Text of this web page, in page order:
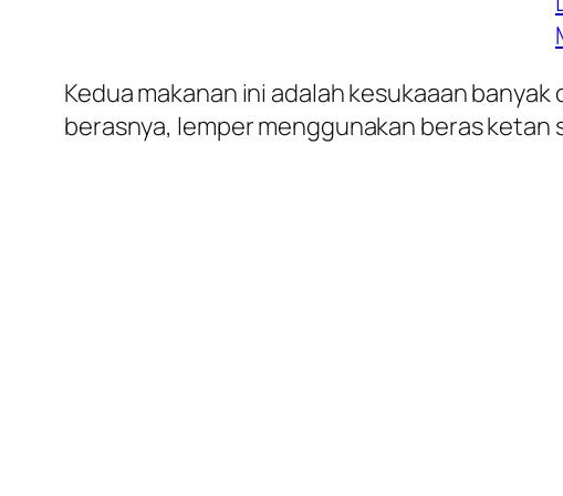
Kedua makanan ini adalah kesukaaan
berasnya, lemper menggunakan beras